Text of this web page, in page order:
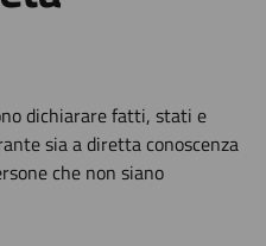
dichiarare fatti, stati e
sia a diretta conoscenza
che non siano